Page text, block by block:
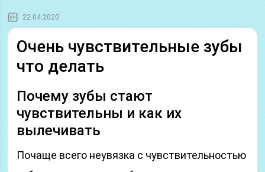
22.04.2020
Очень чувствительные зубы
что делать
Почему зубы стают
чувствительны и как их
вылечивать
Почаще всего неувязка с чувствительностью